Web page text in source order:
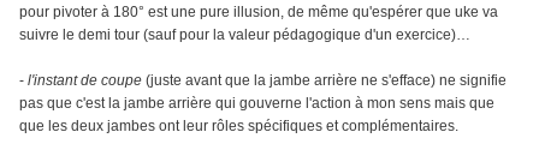
pour pivoter à 180° est une pure illusion, de même qu'espérer que uke va
suivre le demi tour (sauf pour la valeur pédagogique d'un exercice)…
- l'instant de coupe (juste avant que la jambe arrière ne s'efface) ne signifie
pas que c'est la jambe arrière qui gouverne l'action à mon sens mais que
que les deux jambes ont leur rôles spécifiques et complémentaires.